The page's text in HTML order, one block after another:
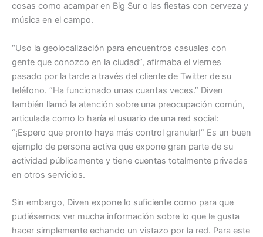
cosas como acampar en Big Sur o las fiestas con cerveza y
música en el campo.
“Uso la geolocalización para encuentros casuales con
gente que conozco en la ciudad”, afirmaba el viernes
pasado por la tarde a través del cliente de Twitter de su
teléfono. “Ha funcionado unas cuantas veces.” Diven
también llamó la atención sobre una preocupación común,
articulada como lo haría el usuario de una red social:
“¡Espero que pronto haya más control granular!” Es un buen
ejemplo de persona activa que expone gran parte de su
actividad públicamente y tiene cuentas totalmente privadas
en otros servicios.
Sin embargo, Diven expone lo suficiente como para que
pudiésemos ver mucha información sobre lo que le gusta
hacer simplemente echando un vistazo por la red. Para este